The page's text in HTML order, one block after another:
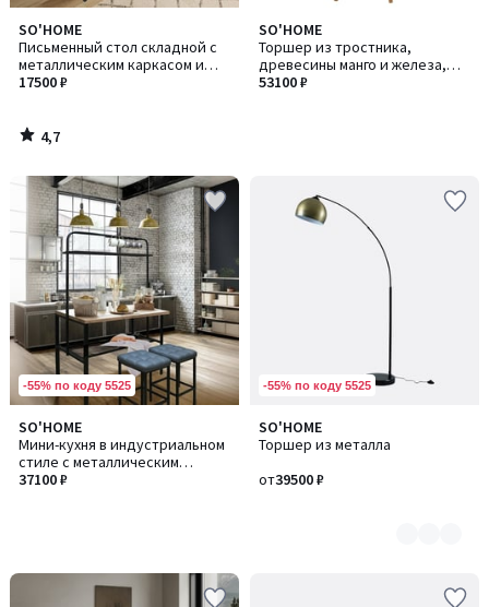
SO'HOME
Письменный стол складной с
металлическим каркасом и
столешницей под дерево
17500 ₽
4,7
/ 5
4,7
/
SO'HOME
Торшер из тростника,
древесины манго и железа,
40х156 см
53100 ₽
-55% по коду 5525
SO'HOME
Мини-кухня в индустриальном
стиле с металлическим
каркасом
37100 ₽
-55% по коду 5525
SO'HOME
Торшер из металла
от39500 ₽
Количество
цветов: